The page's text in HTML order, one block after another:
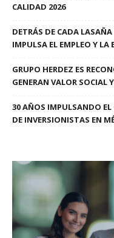
CALIDAD 2026
DETRÁS DE CADA
IMPULSA EL EMPLEO Y
GRUPO HERDEZ ES
GENERAN VALOR SOCIAL
30 AÑOS IMPULSANDO EL
DE INVERSIONISTAS EN